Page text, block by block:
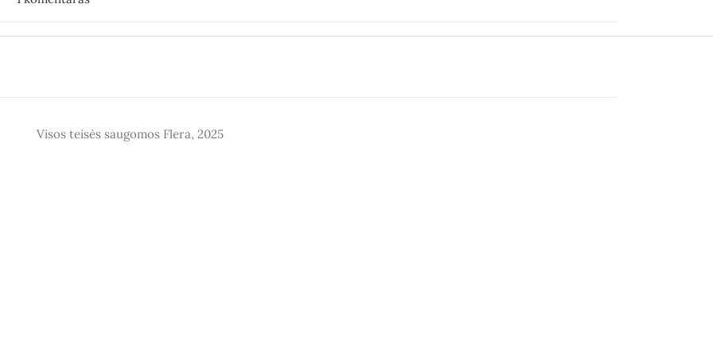
Visos teisės saugomos Flera, 2025